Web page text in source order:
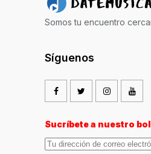
Somos tu encuentro
Síguenos
Sucríbete a nuestro